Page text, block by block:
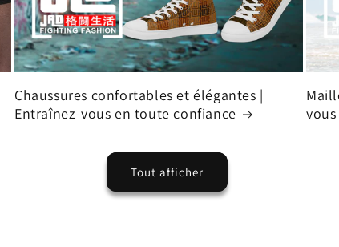
Chaussures confortables et élégantes |
Entraînez-vous en toute confiance
Tout afficher